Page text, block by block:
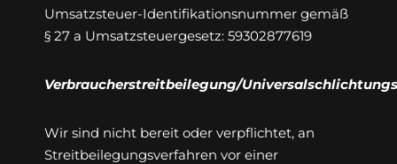
Umsatzsteuer-Identifikationsnummer gemäß
§ 27 a Umsatzsteuergesetz: 59302877619
Verbraucherstreitbeilegung/
Wir sind nicht bereit oder verpflichtet, an
Streitbeilegungsverfahren vor einer